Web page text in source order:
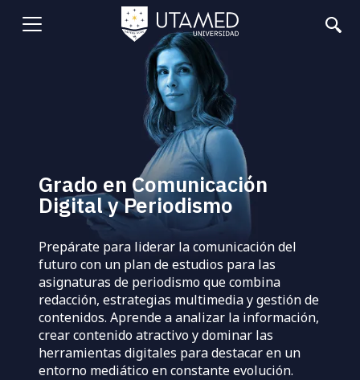
Abrir
Grado en Comunicación
Digital y Periodismo
Prepárate para liderar la comunicación del
futuro con un plan de estudios para las
asignaturas de periodismo que combina
redacción, estrategias multimedia y gestión de
contenidos. Aprende a analizar la información,
crear contenido atractivo y dominar las
herramientas digitales para destacar en un
entorno mediático en constante evolución.